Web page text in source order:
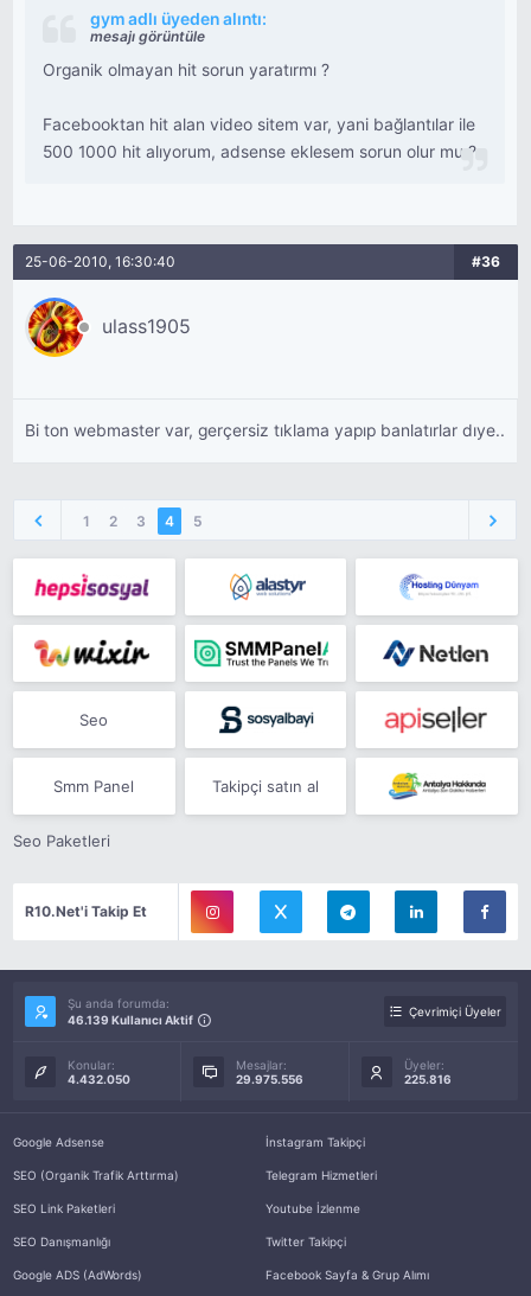
gym adlı üyeden alıntı:
mesajı görüntüle
Organik olmayan hit sorun yaratırmı ?
Facebooktan hit alan video sitem var, yani bağlantılar ile
500 1000 hit alıyorum, adsense eklesem sorun olur mu ?
25-06-2010, 16:30:40 #36
ulass1905
Bi ton webmaster var, gerçersiz tıklama yapıp banlatırlar dıye..
1 2 3 4 5
Seo
Smm Panel Takipçi satın al
Seo Paketleri
R10.Net'i Takip Et
Şu anda forumda:
46.139 Kullanıcı Aktif
Çevrimiçi Üyeler
Konular:
4.432.050
Mesajlar:
29.975.556
Üyeler:
225.816
Google Adsense
SEO (Organik Trafik Arttırma)
SEO Link Paketleri
SEO Danışmanlığı
Google ADS (AdWords)
İnstagram Takipçi
Telegram Hizmetleri
Youtube İzlenme
Twitter Takipçi
Facebook Sayfa & Grup Alımı